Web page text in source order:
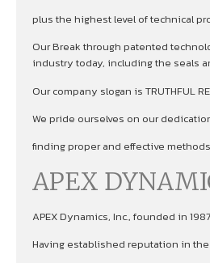
plus the highest level of technical
Our Break through patented
industry today, including the seals
Our company slogan is TRUTHFUL
We pride ourselves on our
finding proper and effective
APEX
APEX Dynamics, Inc., founded in
Having established reputation in